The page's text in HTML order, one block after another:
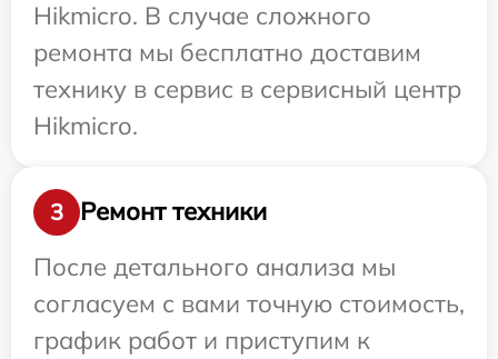
Hikmicro. В случае сложного
ремонта мы бесплатно доставим
технику в сервис в сервисный центр
Hikmicro.
3
Ремонт техники
После детального анализа мы
согласуем с вами точную стоимость,
график работ и приступим к